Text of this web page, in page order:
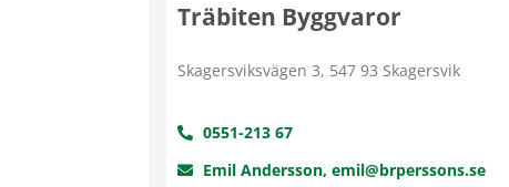
Träbiten Byggvaror
Skagersviksvägen 3, 547 93 Skagersvik
0551-213 67
Emil Andersson, emil@brperssons.se